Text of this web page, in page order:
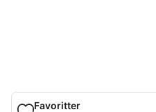
Favoritter